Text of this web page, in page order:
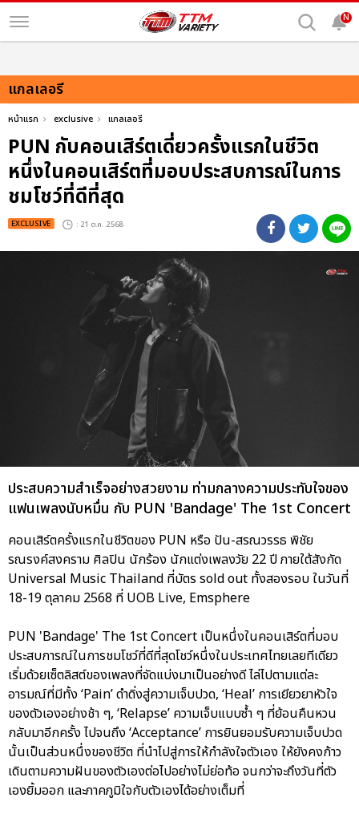
N
แกลเลอรี
หน้าแรก exclusive แกลเลอรี
PUN กับคอนเสิร์ตเดี่ยวครั้งแรกในชีวิต
หนึ่งในคอนเสิร์ตที่มอบประสบการณ์ในการ
ชมโชว์ที่ดีที่สุด
EXCLUSIVE : 21 ต.ค. 2568
ประสบความสำเร็จอย่างสวยงาม ท่ามกลางความประทับใจของ
แฟนเพลงนับหมื่น กับ PUN 'Bandage' The 1st Concert
คอนเสิร์ตครั้งแรกในชีวิตของ PUN หรือ ปัน-สรณวรรธ พิชัย
รณรงค์สงคราม ศิลปิน นักร้อง นักแต่งเพลงวัย 22 ปี ภายใต้สังกัด
Universal Music Thailand ที่บัตร sold out ทั้งสองรอบ ในวันที่
18-19 ตุลาคม 2568 ที่ UOB Live, Emsphere
PUN 'Bandage' The 1st Concert เป็นหนึ่งในคอนเสิร์ตที่มอบ
ประสบการณ์ในการชมโชว์ที่ดีที่สุดโชว์หนึ่งในประเทศไทยเลยทีเดียว
เริ่มด้วยเซ็ตลิสต์ของเพลงที่จัดแบ่งมาเป็นอย่างดี ไล่ไปตามแต่ละ
อารมณ์ที่มีทั้ง ‘Pain’ ดำดิ่งสู่ความเจ็บปวด, ‘Heal’ การเยียวยาหัวใจ
ของตัวเองอย่างช้า ๆ, ‘Relapse’ ความเจ็บแบบซ้ำ ๆ ที่ย้อนคืนหวน
กลับมาอีกครั้ง ไปจนถึง ‘Acceptance’ การยินยอมรับความเจ็บปวด
นั้นเป็นส่วนหนึ่งของชีวิต ที่นำไปสู่การให้กำลังใจตัวเอง ให้ยังคงก้าว
เดินตามความฝันของตัวเองต่อไปอย่างไม่ย่อท้อ จนกว่าจะถึงวันที่ตัว
เองยิ้มออก และภาคภูมิใจกับตัวเองได้อย่างเต็มที่